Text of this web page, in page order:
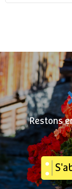
Restons